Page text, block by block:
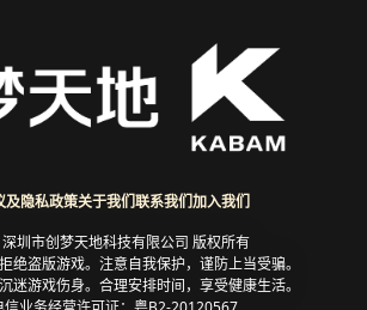
及隐私政策关于我们联系我们加入我们
圳市创梦天地科技有限公司 版权所有
绝盗版游戏。注意自我保护，谨防上当受骗。
迷游戏伤身。合理安排时间，享受健康生活。